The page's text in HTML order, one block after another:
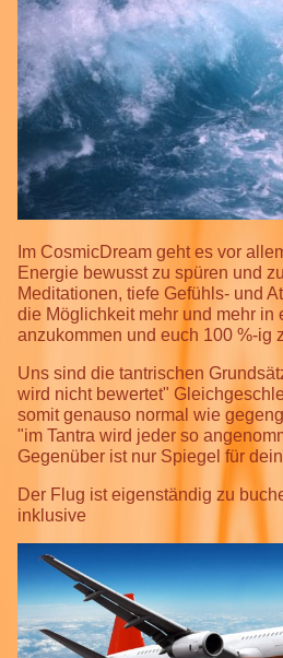
Im CosmicDream geht es vor
Energie bewusst zu spüren und
Meditationen, tiefe Gefühls- und
die Möglichkeit mehr und mehr in
anzukommen und euch 100 %-ig
Uns sind die tantrischen
wird nicht bewertet"
somit genauso normal wie
"im Tantra wird jeder so
Gegenüber ist nur Spiegel für
Der Flug ist eigenständig zu
inklusive